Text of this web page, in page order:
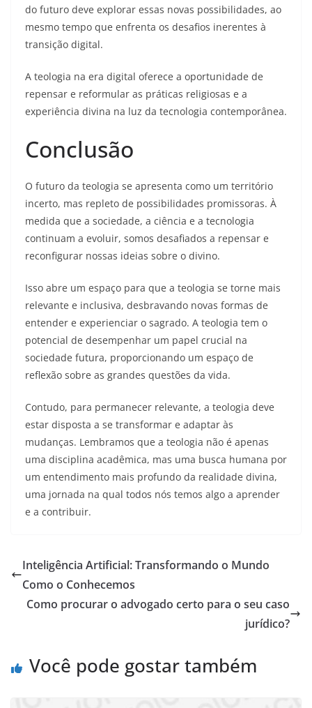
do futuro deve explorar essas novas possibilidades, ao
mesmo tempo que enfrenta os desafios inerentes à
transição digital.
A teologia na era digital oferece a oportunidade de
repensar e reformular as práticas religiosas e a
experiência divina na luz da tecnologia contemporânea.
Conclusão
O futuro da teologia se apresenta como um território
incerto, mas repleto de possibilidades promissoras. À
medida que a sociedade, a ciência e a tecnologia
continuam a evoluir, somos desafiados a repensar e
reconfigurar nossas ideias sobre o divino.
Isso abre um espaço para que a teologia se torne mais
relevante e inclusiva, desbravando novas formas de
entender e experienciar o sagrado. A teologia tem o
potencial de desempenhar um papel crucial na
sociedade futura, proporcionando um espaço de
reflexão sobre as grandes questões da vida.
Contudo, para permanecer relevante, a teologia deve
estar disposta a se transformar e adaptar às
mudanças. Lembramos que a teologia não é apenas
uma disciplina acadêmica, mas uma busca humana por
um entendimento mais profundo da realidade divina,
uma jornada na qual todos nós temos algo a aprender
e a contribuir.
Inteligência Artificial: Transformando o Mundo
Como o Conhecemos
Como procurar o advogado certo para o seu caso
jurídico?
Você pode gostar também